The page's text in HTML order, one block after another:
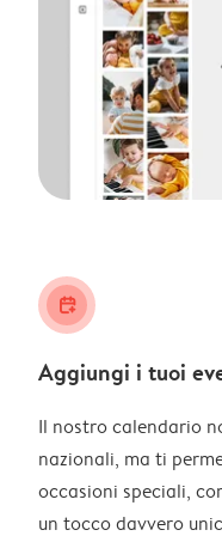
calendar_plus
Aggiungi i tuoi
Il nostro calendario
nazionali, ma ti
occasioni speciali,
un tocco davvero